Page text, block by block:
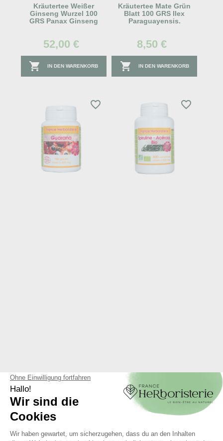
Kräutertee Weißer
Ginseng Wurzel 100
GRS Panax Ginseng
52,00 €
 IN DEN WARENKORB
Kräutertee Mate Grün
Blatt 100 GRS Ilex
Paraguayensis.
8,50 €
 IN DEN WARENKORB
favorite_border favorite_border